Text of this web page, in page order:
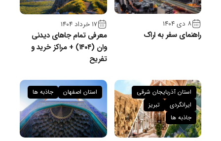
۸ دی ۱۴۰۴
راهنمای سفر به اراک
۱۷ خرداد ۱۴۰۴
معرفی تمام جاهای دیدنی
وان (۱۴۰۴) + مراکز خرید و
تفریح
استان آذربایجان شرقی
ایرانگردی
تبریز
جاذبه ها
استان اصفهان جاذبه ها